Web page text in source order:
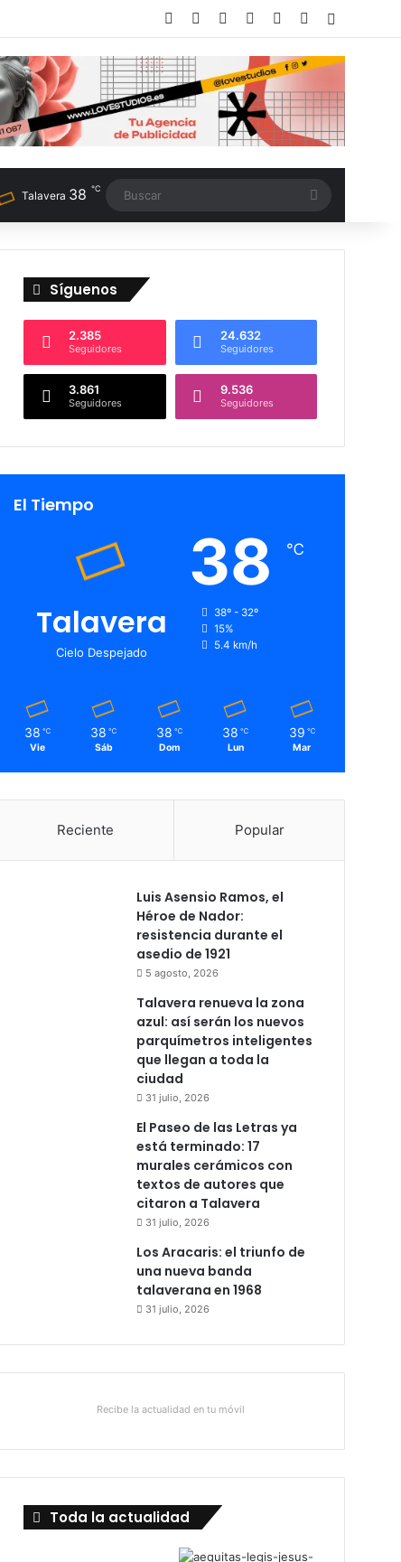
Facebook LinkedInInstagram
TikTokRSS
Talavera 38 ℃
Síguenos
2.385
Seguidores
24.632
Seguidores
3.861
Seguidores
9.536
Seguidores
El Tiempo
Talavera
Cielo Despejado
38 ℃
38º - 32º
15%
5.4 km/h
38 ℃
Vie
38 ℃
Sáb
38 ℃
Dom
38 ℃
Lun
39 ℃
Mar
Reciente Popular
Luis Asensio Ramos, el
Héroe de Nador:
resistencia durante el
asedio de 1921
5 agosto, 2026
Talavera renueva la zona
azul: así serán los nuevos
parquímetros inteligentes
que llegan a toda la
ciudad
31 julio, 2026
El Paseo de las Letras ya
está terminado: 17
murales cerámicos con
textos de autores que
citaron a Talavera
31 julio, 2026
Los Aracaris: el triunfo de
una nueva banda
talaverana en 1968
31 julio, 2026
Recibe la actualidad en tu móvil
Toda la actualidad